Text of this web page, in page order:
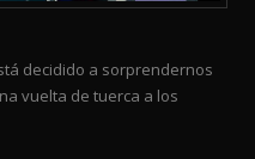
decidido a sorprendernos
vuelta de tuerca a los